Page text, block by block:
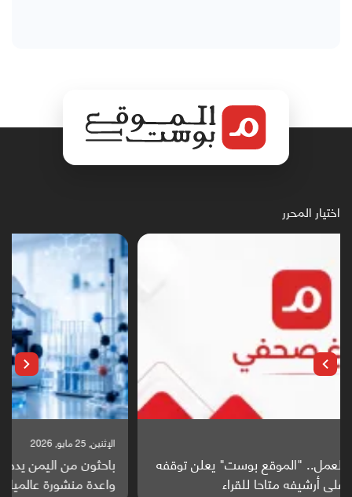
اختيار المحرر
باحثون من اليمن يدخلون سباق أبحاث ألزهايمر بدراسة
واعدة منشورة عالميا (ترجمة)